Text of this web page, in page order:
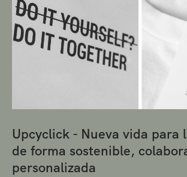
Upcyclick - Nueva vida para
de forma sostenible,
personalizada